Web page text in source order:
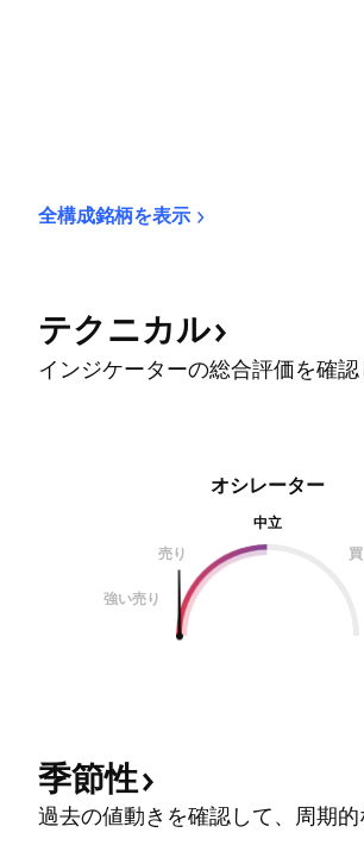
全構成銘柄を表示
テクニカル
インジケーターの総合評価を確認
オシレーター
中立
売り
強い売り
季節性
過去の値動きを確認して、周期的